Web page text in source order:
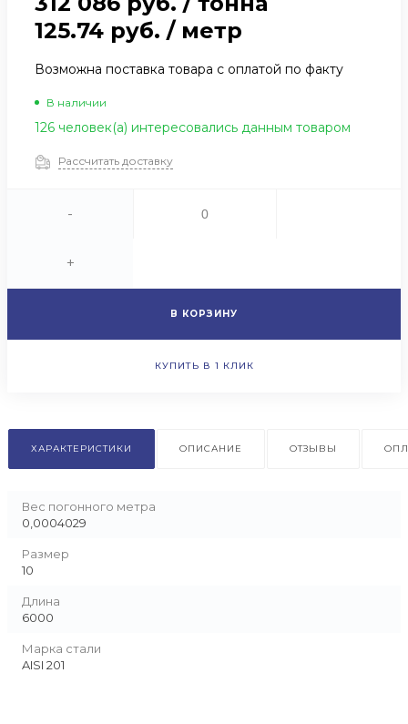
125.74 руб. / метр
Возможна поставка товара с оплатой по факту
В наличии
126 человек(а) интересовались данным товаром
Рассчитать доставку
-
+
В КОРЗИНУ
КУПИТЬ В 1 КЛИК
ХАРАКТЕРИСТИКИ ОПИСАНИЕ ОТЗЫВЫ
Вес погонного метра
0,0004029
Размер
10
Длина
6000
Марка стали
AISI 201